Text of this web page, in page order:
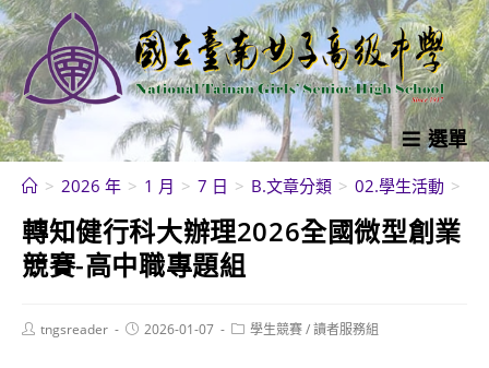
跳
轉
至
主
要
內
選單
> 2026 年 > 1 月 > 7 日 > B.文章分類 > 02.學生活動 >
轉知健行科大辦理2026全國微型創業
競賽-高中職專題組
Posttngsreader
Post2026-01-07
Post學生競賽/讀者服務組